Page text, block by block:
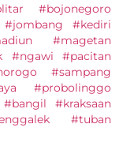
#bojonegoro
#kediri
#magetan
#ngawi #pacitan
#sampang
#probolinggo
#kraksaan
#tuban